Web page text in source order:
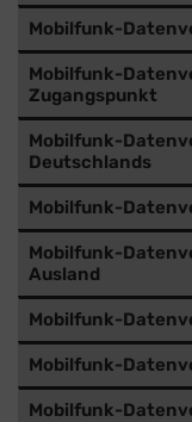
Mobilfunk-
Mobilfunk-
Zugangspunkt
Mobilfunk-
Deutschlands
Mobilfunk-
Mobilfunk-
Ausland
Mobilfunk-
Mobilfunk-
Mobilfunk-